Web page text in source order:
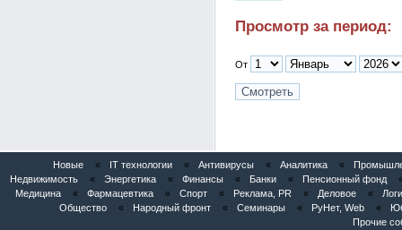
Просмотр за период:
От
Новые « IT технологии « Антивирусы « Аналитика «
Недвижимость
« Энергетика « Финансы « Банки « Пенсионный фонд
Медицина
« Фармацевтика « Спорт « Реклама, PR « Деловое «
Общество
« Народный фронт « Семинары « РуНет, Web «
Прочие